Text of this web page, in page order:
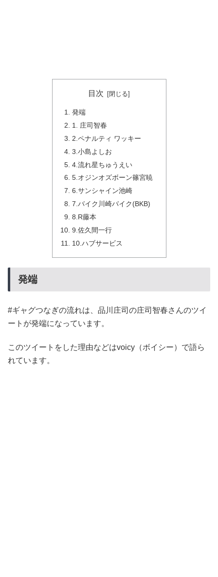
目次
発端
1. 庄司智春
2.ペナルティ ワッキー
3.小島よしお
4.流れ星ちゅうえい
5.オジンオズボーン篠宮暁
6.サンシャイン池崎
7.バイク川崎バイク(BKB)
8.R藤本
9.佐久間一行
10.ハブサービス
発端
#ギャグつなぎの流れは、品川庄司の庄司智春さんのツイ
ートが発端になっています。
このツイートをした理由などはvoicy（ボイシー）で語ら
れています。